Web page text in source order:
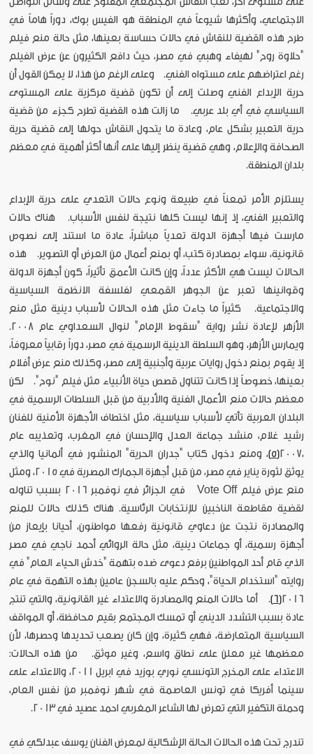
الاجتماعي، وأكثرها شيوعاً في المنطقة هو الفيس بوك، دوراً هاماً في
طرح هذه القضية للنقاش في حالات حساسة بعينها، مثل حالة منع فيلم
"حلاوة روح" لهيفاء وهبي في مصر، حيث دافع الكثيرون عن عرض الفيلم
رغم اعتراضهم على مستواه الفني. وعلى الرغم من هذا، لا يمكن القول أن
حرية الإبداع الفني وصلت إلى أن تكون قضية مركزية على المستوى
السياسي في أي بلد عربي. ما زالت هذه القضية تطرح كجزء من قضية
حرية التعبير بشكل عام، وعادة ما يتحول النقاش حولها إلى قضية حرية
الصحافة والإعلام، وهي قضية ينظر إليها على أنها أكثر أهمية في معظم
بلدان المنطقة.
يستلزم الأمر تمعناً في طبيعة ونوع حالات التعدي على حرية الإبداع
والتعبير الفني، إذ إنها ليست كلها نتيجة لنفس الأسباب. هناك حالات
مارست فيها أجهزة الدولة تعدياً مباشراً، عادة ما استند إلى نصوص
قانونية، سواء بمصادرة كتب، أو بمنع أعمال من العرض أو التصوير. هذه
الحالات ليست هي الأكثر عدداً، وإن كانت الأعمق تأثيراً، كون أجهزة الدولة
وقوانينها تعبر عن الجوهر القمعي لفلسفة الانظمة السياسية
والاجتماعية. كثيراً ما جاءت مثل هذه الحالات لأسباب دينية مثل منع
الأزهر لإعادة نشر رواية "سقوط الإمام" لنوال السعداوي عام 2008.
ويمارس الأزهر، وهو السلطة الدينية الرسمية في مصر، دوراً رقابياً معروفاً،
إذ يقوم بمنع دخول روايات عربية وأجنبية إلى مصر، وكذلك منع عرض أفلام
بعينها، خصوصاً إذا كانت تتناول قصص حياة الأنبياء مثل فيلم "نوح". لكن
معظم حالات منع الأعمال الفنية والأدبية من قبل السلطات الرسمية في
البلدان العربية تأتي لأسباب سياسية، مثل اختطاف الأجهزة الأمنية للفنان
رشيد غلام، منشد جماعة العدل والإحسان في المغرب، وتعذيبه عام
،2007
[5]
، ومنع دخول كتاب "جدران الحرية" المنشور في ألمانيا والذي
يوثق لثورة يناير في مصر، من قبل أجهزة الجمارك المصرية في 2015، ومثل
منع عرض فيلم Vote Off في الجزائر في نوفمبر 2016 بسبب تناوله
لقضية مقاطعة الناخبين للإنتخابات الرئاسية. هناك كذلك حالات للمنع
والمصادرة نتجت عن دعاوي قانونية رفعها مواطنون، أحيانا بإيعاز من
أجهزة رسمية، أو جماعات دينية، مثل حالة الروائي أحمد ناجي في مصر
الذي قام أحد المواطنين برفع دعوى ضده بتهمة "خدش الحياء العام" في
روايته "استخدام الحياة"، وحكم عليه بالسجن عامين بهذه التهمة في عام
2016
[6]
. أما حالات المنع والمصادرة والاعتداء غير القانونية، والتي تنتج
عادة بسبب التشدد الديني أو تمسك المجتمع بقيم محافظة، أو المواقف
السياسية المتعارضة، فهي كثيرة، وإن كان يصعب تحديدها وحصرها، لأن
معظمها غير معلن على نطاق واسع، وغير موثق. من هذه الحالات:
الاعتداء على المخرج التونسي نوري بوزيد في ابريل 2011، والاعتداء على
سينما أفريكا في تونس العاصمة في شهر نوفمبر من نفس العام،
وحملة التكفير التي تعرض لها الشاعر المغربي احمد عصيد في 2013.
تندرج تحت هذه الحالات الحالة الإشكالية لمعرض الفنان يوسف عبدلكي في